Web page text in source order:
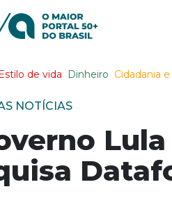
de vida Dinheiro Cidadania
NOTÍCIAS